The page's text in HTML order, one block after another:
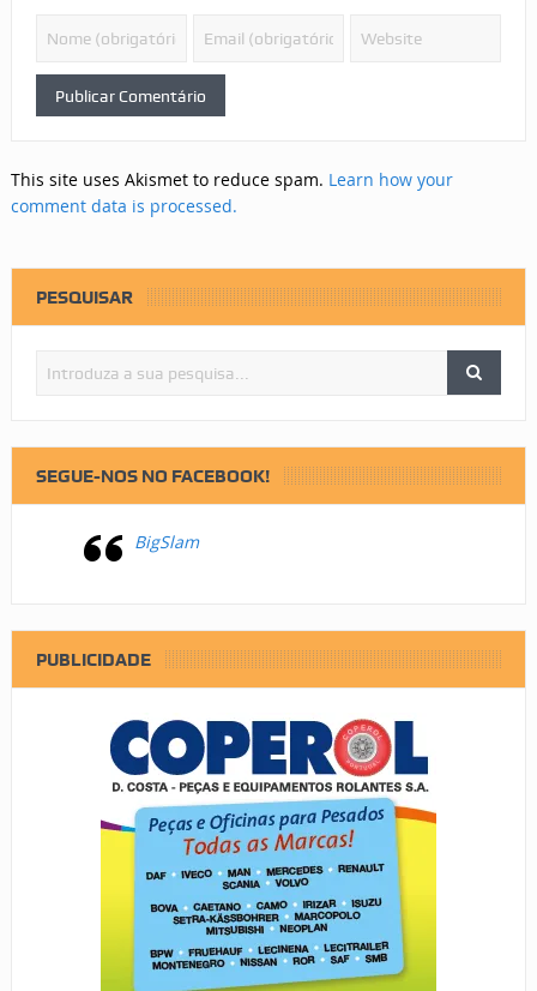
This site uses Akismet to reduce spam. Learn how your
comment data is processed.
PESQUISAR
SEGUE-NOS NO FACEBOOK!
BigSlam
PUBLICIDADE